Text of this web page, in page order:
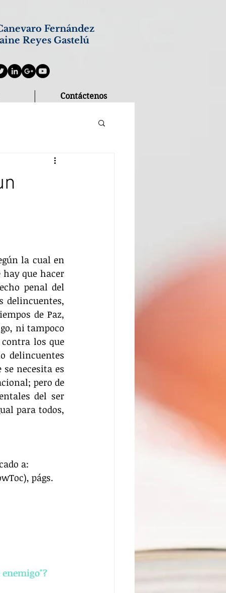
Fernández
Reyes Gastelú
Contáctenos
la cual en
hay que hacer
penal del
delincuentes,
de Paz,
ni tampoco
los que
delincuentes
necesita es
pero de
del ser
para todos,
a:
págs.